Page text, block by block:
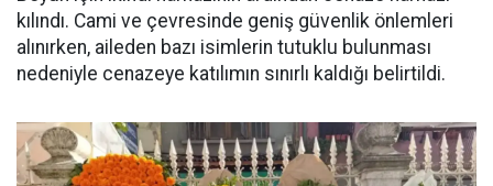
kılındı. Cami ve çevresinde geniş güvenlik önlemleri
alınırken, aileden bazı isimlerin tutuklu bulunması
nedeniyle cenazeye katılımın sınırlı kaldığı belirtildi.